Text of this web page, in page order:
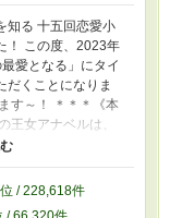
知る 十五回恋愛小
！ この度、2023年
愛となる」にタイ
だくことになりま
す～！ ＊＊＊《本
王女アナベルは、
じられる。 腐敗し
こい獣人国！ と、
。 たどり着いた獣
しかし、美しく
位 / 228,618件